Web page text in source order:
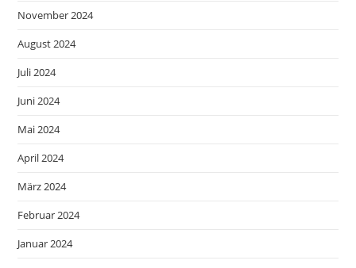
November 2024
August 2024
Juli 2024
Juni 2024
Mai 2024
April 2024
März 2024
Februar 2024
Januar 2024